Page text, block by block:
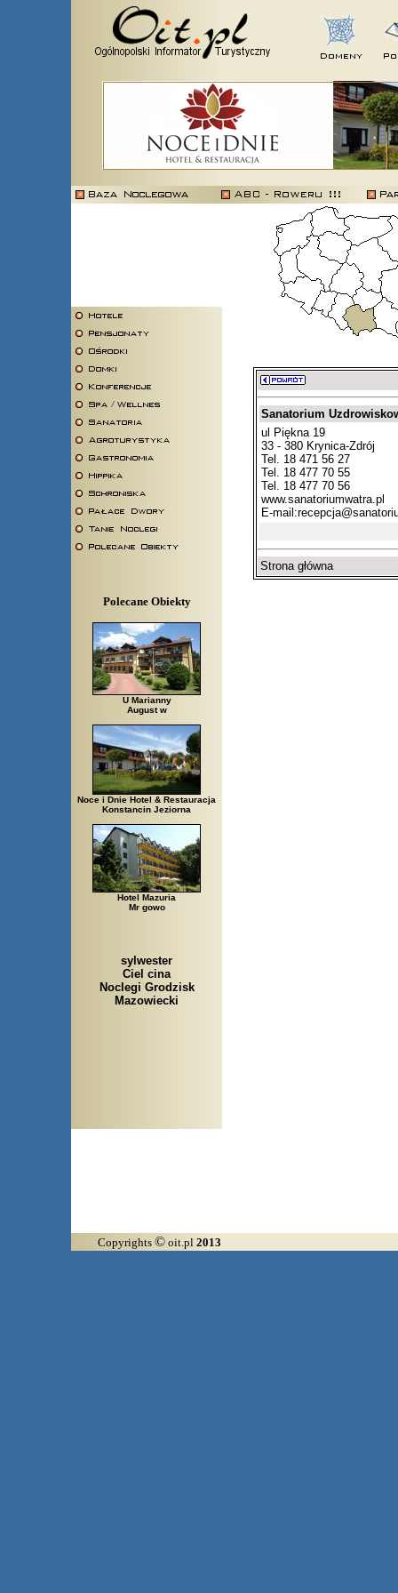
Polecane Obiekty
U Marianny
August w
Noce i Dnie Hotel & Restauracja
Konstancin Jeziorna
Hotel Mazuria
Mr gowo
sylwester
Ciel cina
Noclegi Grodzisk
Mazowiecki
Sanatorium
ul Piękna 19
33 - 380 Krynica-Zdrój
Tel. 18 471 56 27
Tel. 18 477 70 55
Tel. 18 477 70 56
www.sanatoriumwatra.pl
E-mail:
Strona główna
Copyrights © oit.pl 2013